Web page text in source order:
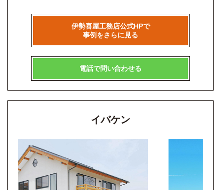
イバケン
伊勢喜屋工務店公式HPで
事例をさらに見る
電話で問い合わせる